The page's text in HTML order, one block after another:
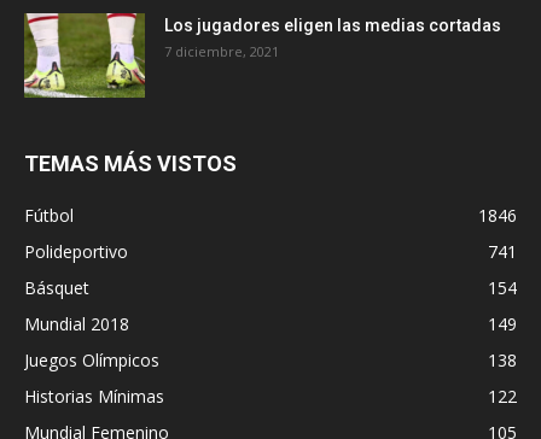
Los jugadores eligen las medias cortadas
7 diciembre, 2021
TEMAS MÁS VISTOS
Fútbol
1846
Polideportivo
741
Básquet
154
Mundial 2018
149
Juegos Olímpicos
138
Historias Mínimas
122
Mundial Femenino
105